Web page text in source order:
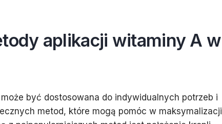
aplikacji witaminy A w
być dostosowana do indywidualnych potrzeb i
metod, które mogą pomóc w maksymalizacji